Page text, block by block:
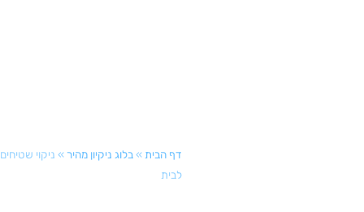
»בלוג ניקיון מהיר »ניקוי שטיחים